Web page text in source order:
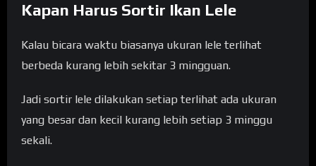
Kapan Harus Sortir Ikan Lele
Kalau bicara waktu biasanya ukuran lele terlihat
berbeda kurang lebih sekitar 3 mingguan.
Jadi sortir lele dilakukan setiap terlihat ada ukuran
yang besar dan kecil kurang lebih setiap 3 minggu
sekali.